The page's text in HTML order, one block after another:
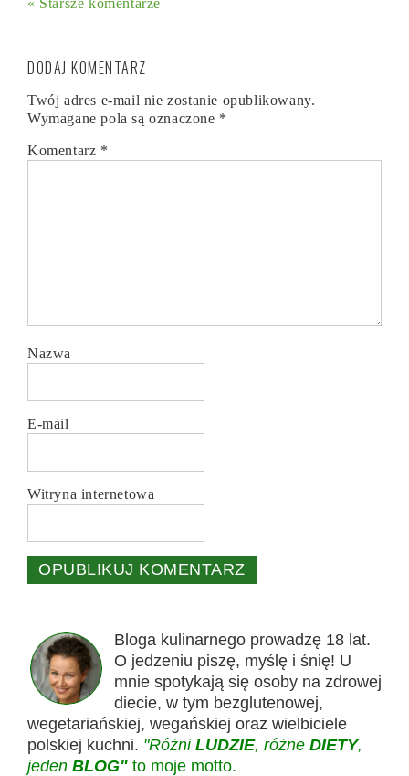
« Starsze komentarze
DODAJ KOMENTARZ
Twój adres e-mail nie zostanie opublikowany.
Wymagane pola są oznaczone *
Komentarz *
Nazwa
E-mail
Witryna internetowa
Bloga kulinarnego prowadzę 18 lat.
O jedzeniu piszę, myślę i śnię! U
mnie spotykają się osoby na zdrowej
diecie, w tym bezglutenowej,
wegetariańskiej, wegańskiej oraz wielbiciele
polskiej kuchni. "Różni LUDZIE, różne DIETY,
jeden BLOG" to moje motto.